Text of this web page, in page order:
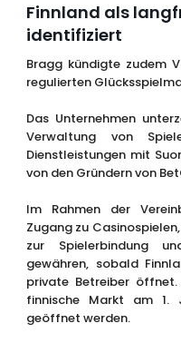
Finnland als
identifiziert
Bragg kündigte zudem
regulierten
Das Unternehmen
Verwaltung von
Dienstleistungen mit
von den Gründern von
Im Rahmen der
Zugang zu
zur Spielerbindung
gewähren, sobald
private Betreiber
finnische Markt am 1.
geöffnet werden.